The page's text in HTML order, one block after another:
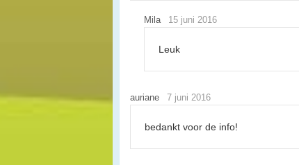
Mila 15 juni 2016
Leuk
auriane 7 juni 2016
bedankt voor de info!